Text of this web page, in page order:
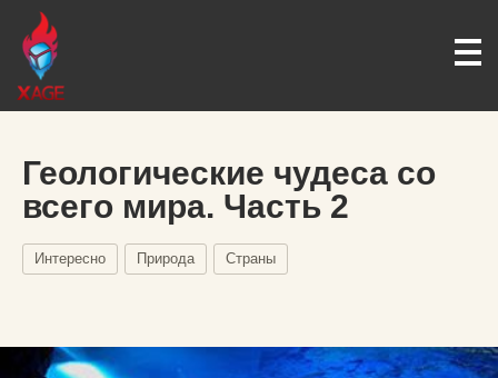
Геологические чудеса со
всего мира. Часть 2
Интересно Природа Страны